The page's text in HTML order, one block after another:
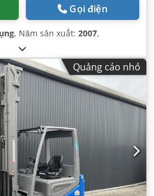
Gọi điện
, Năm sản xuất: 2007,
Quảng cáo nhỏ